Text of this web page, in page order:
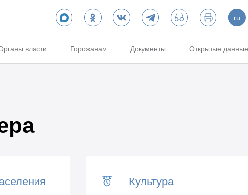
ru
власти Горожанам Документы Открытые данные
Культура